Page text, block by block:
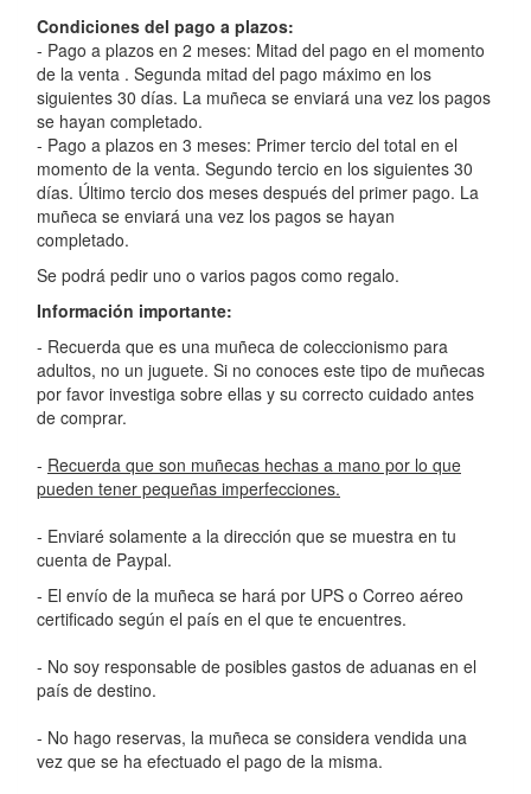
Condiciones del pago a plazos:
- Pago a plazos en 2 meses: Mitad del pago en el momento
de la venta . Segunda mitad del pago máximo en los
siguientes 30 días. La muñeca se enviará una vez los pagos
se hayan completado.
- Pago a plazos en 3 meses: Primer tercio del total en el
momento de la venta. Segundo tercio en los siguientes 30
días. Último tercio dos meses después del primer pago. La
muñeca se enviará una vez los pagos se hayan
completado.
Se podrá pedir uno o varios pagos como regalo.
Información importante:
- Recuerda que es una muñeca de coleccionismo para
adultos, no un juguete. Si no conoces este tipo de muñecas
por favor investiga sobre ellas y su correcto cuidado antes
de comprar.
- Recuerda que son muñecas hechas a mano por lo que
pueden tener pequeñas imperfecciones.
- Enviaré solamente a la dirección que se muestra en tu
cuenta de Paypal.
- El envío de la muñeca se hará por UPS o Correo aéreo
certificado según el país en el que te encuentres.
- No soy responsable de posibles gastos de aduanas en el
país de destino.
- No hago reservas, la muñeca se considera vendida una
vez que se ha efectuado el pago de la misma.